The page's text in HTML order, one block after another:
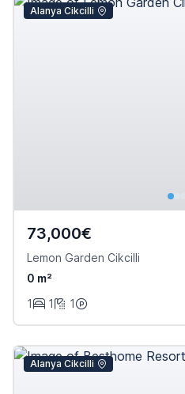
Alanya Cikcilli
73,000€
Lemon Garden Cikcilli
0 m²
1
1 1
Alanya Cikcilli